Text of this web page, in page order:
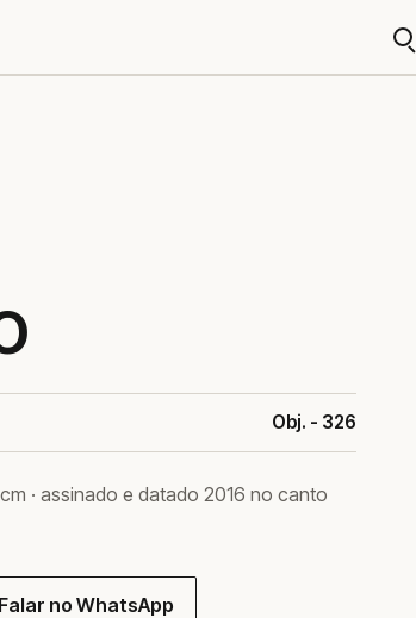
Obj. - 326
· assinado e datado 2016 no canto
Falar no WhatsApp